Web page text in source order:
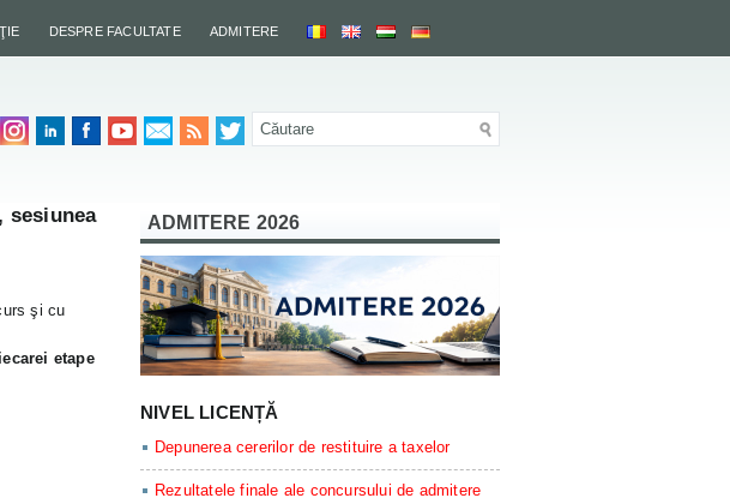
DESPRE FACULTATE ADMITERE
sesiunea
şi cu
etape
ADMITERE 2026
NIVEL LICENȚĂ
Depunerea cererilor de restituire a taxelor
Rezultatele finale ale concursului de admitere